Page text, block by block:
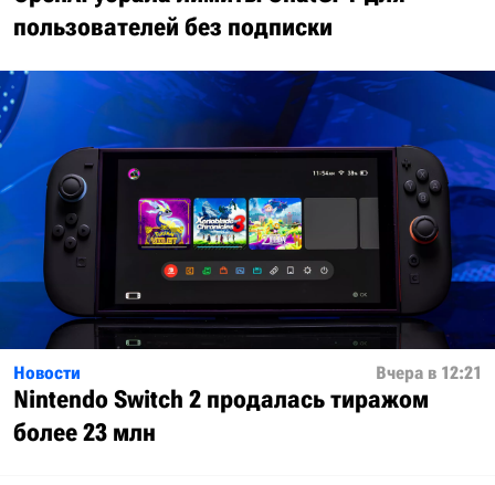
пользователей без подписки
Новости Вчера в 12:21
Nintendo Switch 2 продалась тиражом
более 23 млн